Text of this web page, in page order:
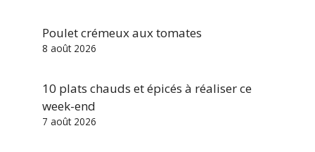
Poulet crémeux aux tomates
8 août 2026
10 plats chauds et épicés à réaliser ce
week-end
7 août 2026